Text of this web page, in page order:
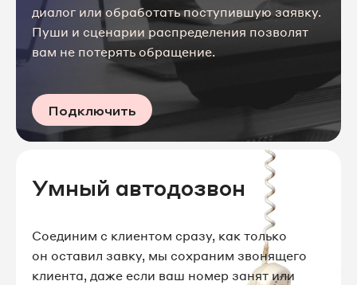
диалог или обработать поступившую заявку.
Пуши и сценарии распределения позволят
вам не потерять обращение.
Подключить
Умный автодозвон
Соединим с клиентом сразу, как только
он оставил завку, мы сохраним звонящего
клиента, даже если ваш номер занят или